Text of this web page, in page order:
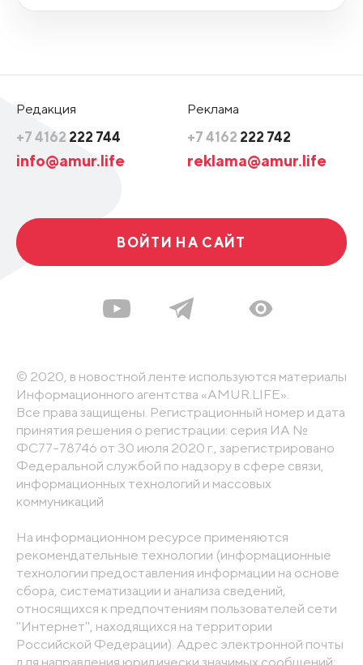
Редакция
+7 4162 222 744
info@amur.life
Реклама
+7 4162 222 742
reklama@amur.life
ВОЙТИ НА САЙТ
© 2020, в новостной ленте используются материалы
Информационного агентства «AMUR.LIFE».
Все права защищены. Регистрационный номер и дата
принятия решения о регистрации: серия ИА №
ФС77-78746 от 30 июля 2020 г., зарегистрировано
Федеральной службой по надзору в сфере связи,
информационных технологий и массовых
коммуникаций
На информационном ресурсе применяются
рекомендательные технологии (информационные
технологии предоставления информации на основе
сбора, систематизации и анализа сведений,
относящихся к предпочтениям пользователей сети
"Интернет", находящихся на территории
Российской Федерации). Адрес электронной почты
для направления юридически значимых сообщений: